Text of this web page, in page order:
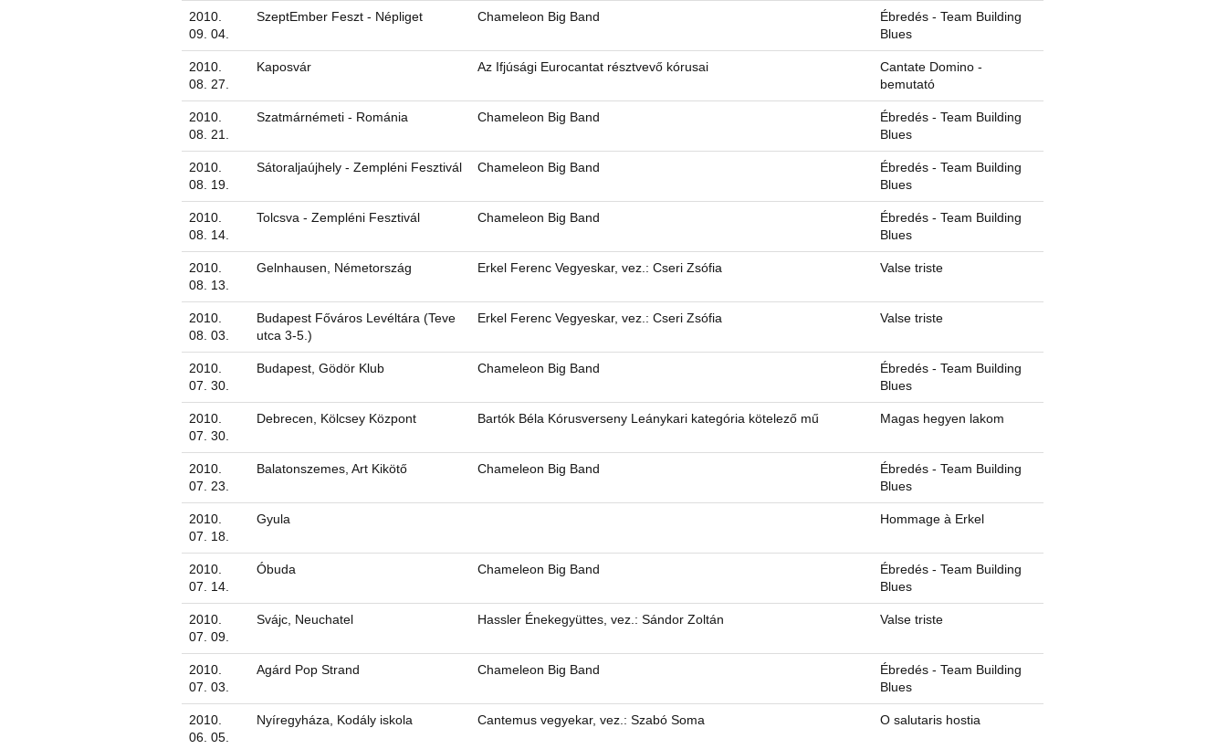
2010.
09. 04.
SzeptEmber Feszt - Népliget Chameleon Big Band
Ébredés - Team Building
Blues
2010.
08. 27.
Kaposvár Az Ifjúsági Eurocantat résztvevő kórusai
Cantate Domino -
bemutató
2010.
08. 21.
Szatmárnémeti - Románia Chameleon Big Band
Ébredés - Team Building
Blues
2010.
08. 19.
Sátoraljaújhely - Zempléni Fesztivál Chameleon Big Band
Ébredés - Team Building
Blues
2010.
08. 14.
Tolcsva - Zempléni Fesztivál Chameleon Big Band
Ébredés - Team Building
Blues
2010.
08. 13.
Gelnhausen, Németország Erkel Ferenc Vegyeskar, vez.: Cseri Zsófia Valse triste
2010.
08. 03.
Budapest Főváros Levéltára (Teve
utca 3-5.)
Erkel Ferenc Vegyeskar, vez.: Cseri Zsófia Valse triste
2010.
07. 30.
Budapest, Gödör Klub Chameleon Big Band
Ébredés - Team Building
Blues
2010.
07. 30.
Debrecen, Kölcsey Központ Bartók Béla Kórusverseny Leánykari kategória kötelező mű Magas hegyen lakom
2010.
07. 23.
Balatonszemes, Art Kikötő Chameleon Big Band
Ébredés - Team Building
Blues
2010.
07. 18.
Gyula Hommage à Erkel
2010.
07. 14.
Óbuda Chameleon Big Band
Ébredés - Team Building
Blues
2010.
07. 09.
Svájc, Neuchatel Hassler Énekegyüttes, vez.: Sándor Zoltán Valse triste
2010.
07. 03.
Agárd Pop Strand Chameleon Big Band
Ébredés - Team Building
Blues
2010.
06. 05.
Nyíregyháza, Kodály iskola Cantemus vegyekar, vez.: Szabó Soma O salutaris hostia